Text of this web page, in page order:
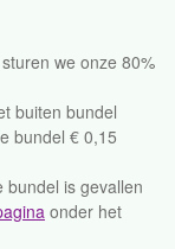
we onze 80%
buiten bundel
bundel € 0,15
bundel is gevallen
onder het